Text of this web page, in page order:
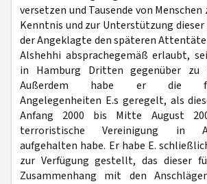
versetzen und Tausende von
Kenntnis und zur Unterstützung dieser
der Angeklagte den späteren
Alshehhi absprachegemäß erlaubt,
in Hamburg Dritten gegenüber zu
Außerdem habe er die
Angelegenheiten E.s geregelt, als
Anfang 2000 bis Mitte August
terroristische Vereinigung in
aufgehalten habe. Er habe E.
zur Verfügung gestellt, das dieser
Zusammenhang mit den